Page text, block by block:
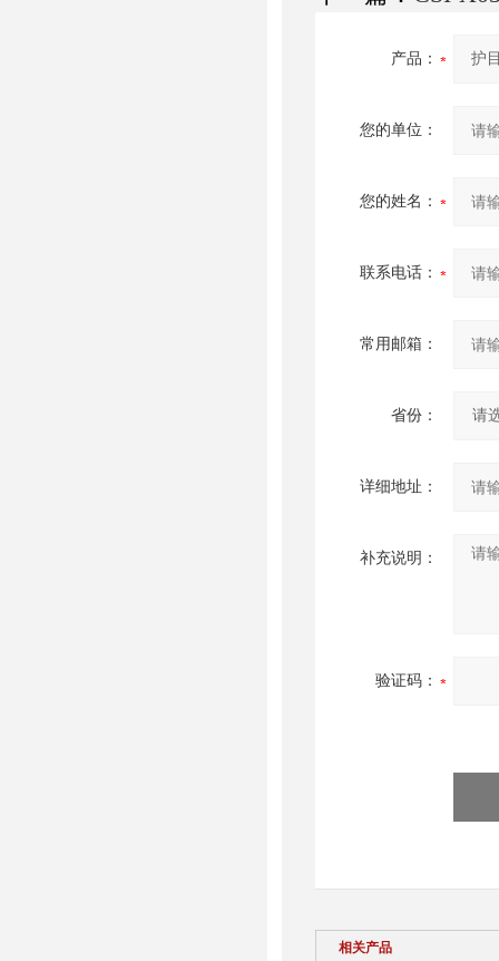
产品：
您的单位：
您的姓名：
联系电话：
常用邮箱：
省份：
详细地址：
补充说明：
验证码：
相关产品